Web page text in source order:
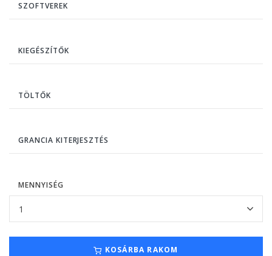
SZOFTVEREK
KIEGÉSZÍTŐK
TÖLTŐK
GRANCIA KITERJESZTÉS
MENNYISÉG
KOSÁRBA RAKOM